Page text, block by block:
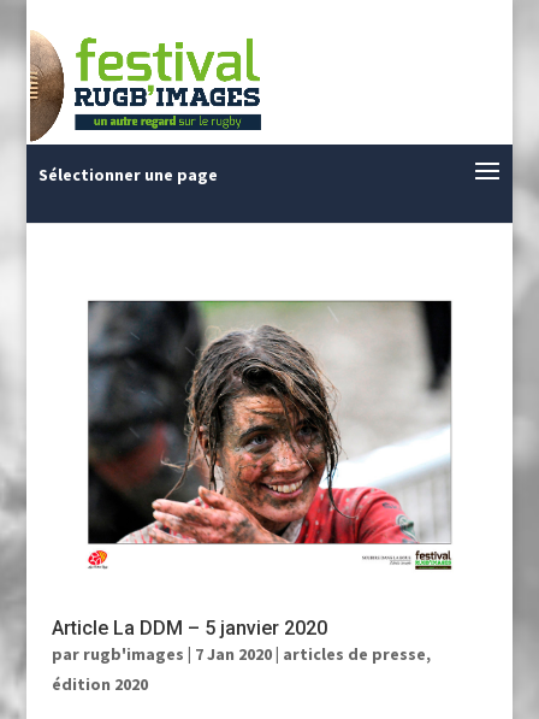
Sélectionner une page
Article La DDM – 5 janvier 2020
par rugb'images | 7 Jan 2020| articles de presse,
édition 2020